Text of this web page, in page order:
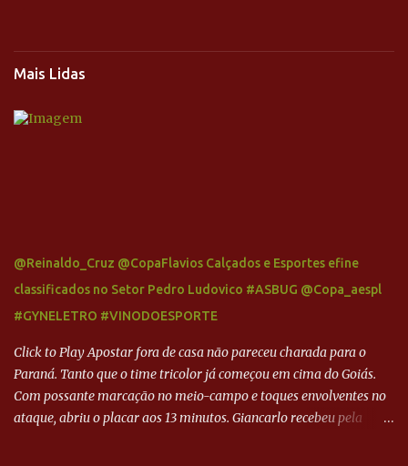
Mais Lidas
@Reinaldo_Cruz @CopaFlavios Calçados e Esportes efine
classificados no Setor Pedro Ludovico #ASBUG @Copa_aespl
#GYNELETRO #VINODOESPORTE
Click to Play Apostar fora de casa não pareceu charada para o
Paraná. Tanto que o time tricolor já começou em cima do Goiás.
Com possante marcação no meio-campo e toques envolventes no
ataque, abriu o placar aos 13 minutos. Giancarlo recebeu pela